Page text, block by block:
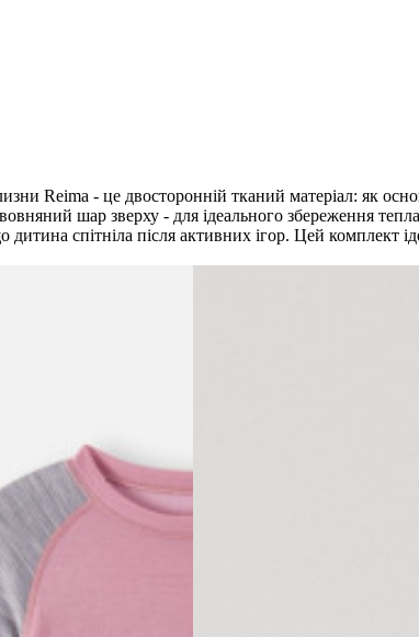
Reima - це двосторонній тканий матеріал: як
шар зверху - для ідеального збереження
дитина спітніла після активних ігор. Цей